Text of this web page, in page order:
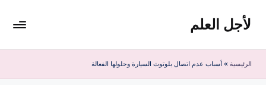
التجاوز
المحتوى
لأجل العلم
موقع
الرئيسية » أسباب عدم اتصال بلوتوث السيارة وحلولها الفعالة